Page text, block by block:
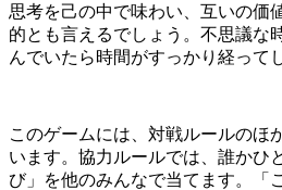
思考を己の中で味わい、互いの価
的とも言えるでしょう。不思議な
んでいたら時間がすっかり経って
このゲームには、対戦ルールのほ
います。協力ルールでは、誰かひ
び」を他のみんなで当てます。「